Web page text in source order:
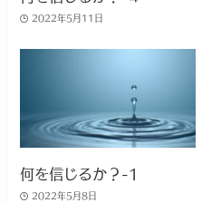
2022年5月11日
何を信じるか？-1
2022年5月8日